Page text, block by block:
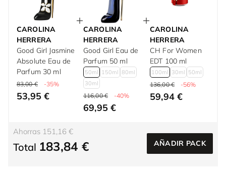
CAROLINA
HERRERA
Good Girl Jasmine
Absolute Eau de
Parfum 30 ml
83,00 € -35%
53,95 €
CAROLINA
HERRERA
Good Girl Eau de
Parfum 50 ml
50ml 150ml 80ml
30ml
116,00 € -40%
69,95 €
CAROLINA
HERRERA
CH For Women
EDT 100 ml
100ml 30ml 50ml
136,00 € -56%
59,94 €
Ahorras 151,16 €
Total 183,84 € AÑADIR PACK